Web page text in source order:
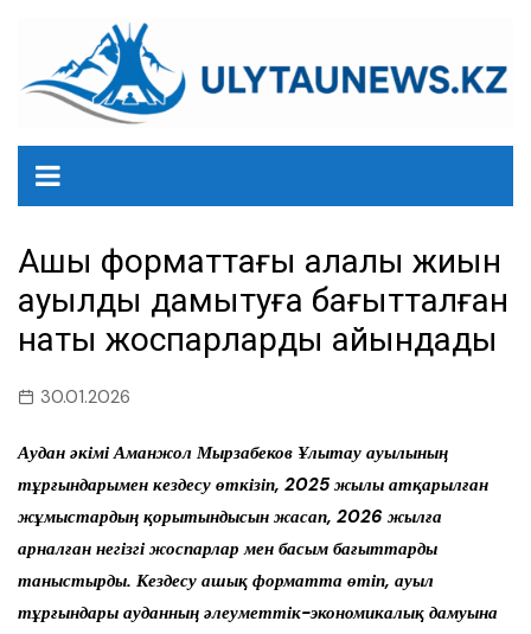
содержанию
Ашық форматтағы алқалы жиын
ауылды дамытуға бағытталған
нақты жоспарларды айқындады
30.01.2026
Аудан әкімі Аманжол Мырзабеков Ұлытау ауылының
тұрғындарымен кездесу өткізіп, 2025 жылы атқарылған
жұмыстардың қорытындысын жасап, 2026 жылға
арналған негізгі жоспарлар мен басым бағыттарды
таныстырды. Кездесу ашық форматта өтіп, ауыл
тұрғындары ауданның әлеуметтік-экономикалық дамуына